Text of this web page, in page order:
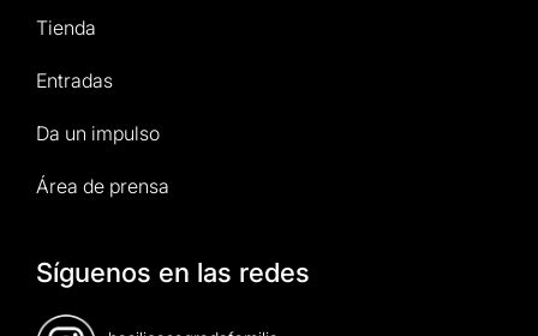
Tienda
Entradas
Da un impulso
Área de prensa
Síguenos en las redes